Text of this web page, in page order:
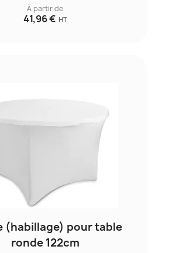
À partir de
41,96 € HT
(habillage) pour table
ronde 122cm